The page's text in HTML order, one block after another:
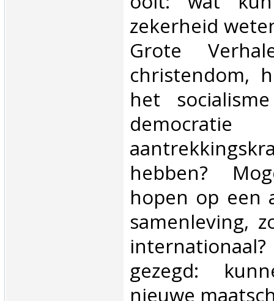
zekerheid
Grote
christendom,
het
hebben?
hopen op een
samenleving,
gezegd:
nieuwe